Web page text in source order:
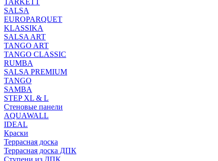
TARKETT
SALSA
EUROPARQUET
KLASSIKA
SALSA ART
TANGO ART
TANGO CLASSIC
RUMBA
SALSA PREMIUM
TANGO
SAMBA
STEP XL & L
Стеновые панели
AQUAWALL
IDEAL
Краски
Террасная доска
Террасная доска ДПК
Ступени из ДПК